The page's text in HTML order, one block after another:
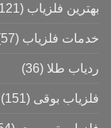
بهترین فلزیاب (121)
خدمات فلزیاب (57)
ردیاب طلا (36)
فلزیاب بوقی (151)